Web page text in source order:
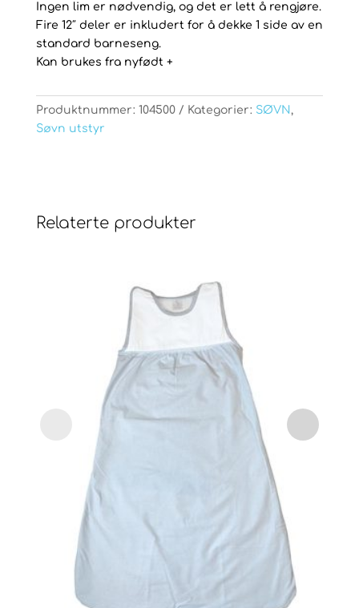
Ingen lim er nødvendig, og det er lett å rengjøre.
Fire 12″ deler er inkludert for å dekke 1 side av en
standard barneseng.
Kan brukes fra nyfødt +
Produktnummer: 104500 Kategorier: SØVN ,
Søvn utstyr
Relaterte produkter